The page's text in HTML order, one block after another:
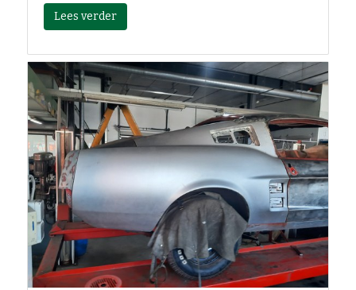
Lees verder